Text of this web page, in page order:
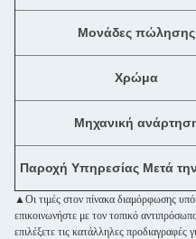
Μονάδες πώλησης
Χρώμα
Μηχανική
Παροχή Υπηρεσίας Μετά
▲Οι τιμές στον πίνακα διαμόρφωσης
επικοινωνήστε με τον τοπικό
επιλέξετε τις κατάλληλες προδιαγραφές